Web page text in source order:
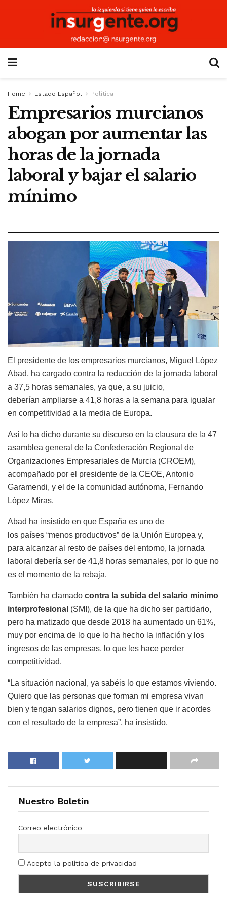
Home Estado Español Política
Empresarios murcianos
abogan por aumentar las
horas de la jornada
laboral y bajar el salario
mínimo
El presidente de los empresarios murcianos, Miguel López
Abad, ha cargado contra la reducción de la jornada laboral
a 37,5 horas semanales, ya que, a su juicio,
deberían ampliarse a 41,8 horas a la semana para igualar
en competitividad a la media de Europa.
Así lo ha dicho durante su discurso en la clausura de la 47
asamblea general de la Confederación Regional de
Organizaciones Empresariales de Murcia (CROEM),
acompañado por el presidente de la CEOE, Antonio
Garamendi, y el de la comunidad autónoma, Fernando
López Miras.
Abad ha insistido en que España es uno de
los países “menos productivos” de la Unión Europea y,
para alcanzar al resto de países del entorno, la jornada
laboral debería ser de 41,8 horas semanales, por lo que no
es el momento de la rebaja.
También ha clamado contra la subida del salario mínimo
interprofesional (SMI), de la que ha dicho ser partidario,
pero ha matizado que desde 2018 ha aumentado un 61%,
muy por encima de lo que lo ha hecho la inflación y los
ingresos de las empresas, lo que les hace perder
competitividad.
“La situación nacional, ya sabéis lo que estamos viviendo.
Quiero que las personas que forman mi empresa vivan
bien y tengan salarios dignos, pero tienen que ir acordes
con el resultado de la empresa”, ha insistido.
Nuestro Boletín
Correo electrónico
Acepto la política de privacidad